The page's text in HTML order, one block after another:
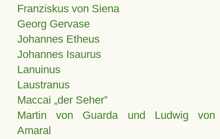
Franziskus von Siena
Georg Gervase
Johannes Etheus
Johannes Isaurus
Lanuinus
Laustranus
Maccai „der Seher”
Martin von Guarda und Ludwig von
Amaral